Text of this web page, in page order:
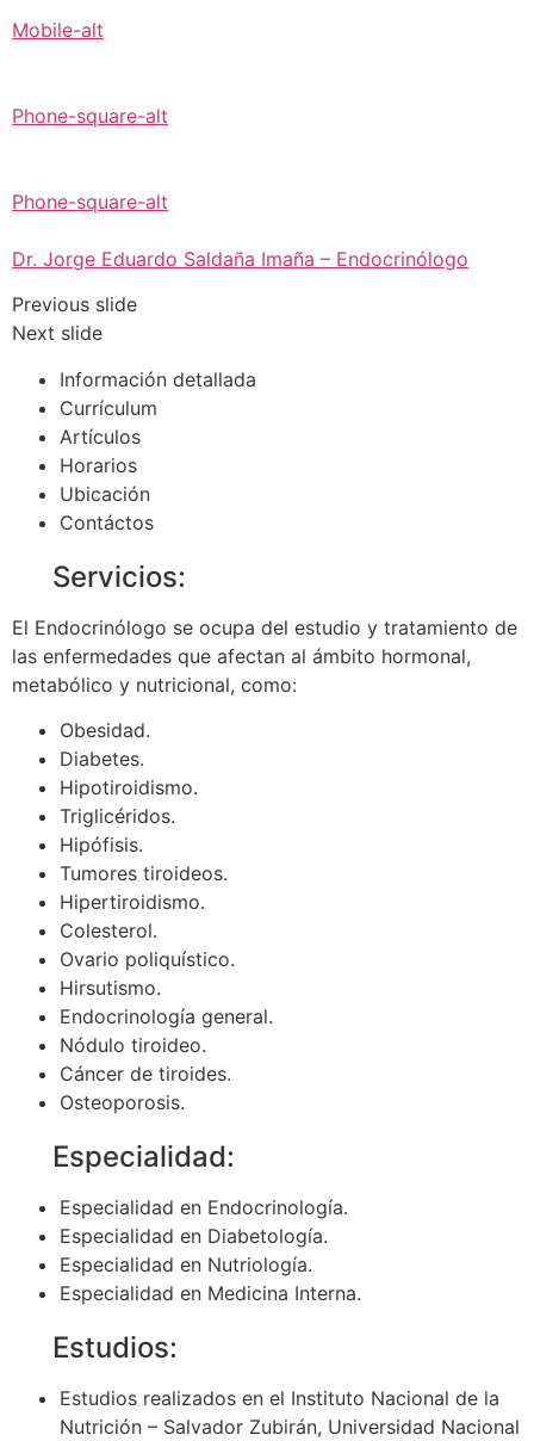
Mobile-alt
Phone-square-alt
Phone-square-alt
Dr. Jorge Eduardo Saldaña Imaña – Endocrinólogo
Previous slide
Next slide
Información detallada
Currículum
Artículos
Horarios
Ubicación
Contáctos
Servicios:
El Endocrinólogo se ocupa del estudio y tratamiento de
las enfermedades que afectan al ámbito hormonal,
metabólico y nutricional, como:
Obesidad.
Diabetes.
Hipotiroidismo.
Triglicéridos.
Hipófisis.
Tumores tiroideos.
Hipertiroidismo.
Colesterol.
Ovario poliquístico.
Hirsutismo.
Endocrinología general.
Nódulo tiroideo.
Cáncer de tiroides.
Osteoporosis.
Especialidad:
Especialidad en Endocrinología.
Especialidad en Diabetología.
Especialidad en Nutriología.
Especialidad en Medicina Interna.
Estudios:
Estudios realizados en el Instituto Nacional de la
Nutrición – Salvador Zubirán, Universidad Nacional